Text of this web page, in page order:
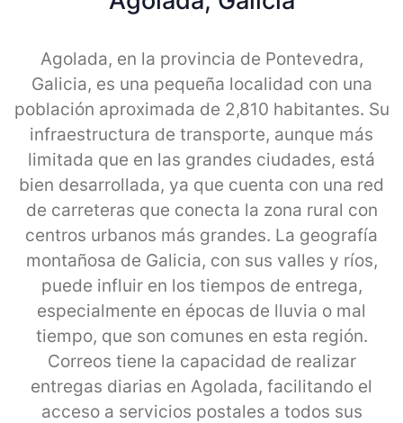
Agolada, en la provincia de Pontevedra,
Galicia, es una pequeña localidad con una
población aproximada de 2,810 habitantes. Su
infraestructura de transporte, aunque más
limitada que en las grandes ciudades, está
bien desarrollada, ya que cuenta con una red
de carreteras que conecta la zona rural con
centros urbanos más grandes. La geografía
montañosa de Galicia, con sus valles y ríos,
puede influir en los tiempos de entrega,
especialmente en épocas de lluvia o mal
tiempo, que son comunes en esta región.
Correos tiene la capacidad de realizar
entregas diarias en Agolada, facilitando el
acceso a servicios postales a todos sus